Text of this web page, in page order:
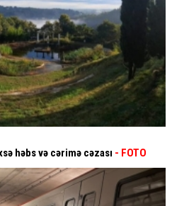
həbs və cərimə cəzası - FOTO